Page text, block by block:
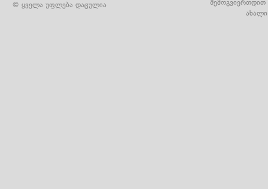
© ყველა უფლება დაცულია
შემოგვიერთდით
ახალი